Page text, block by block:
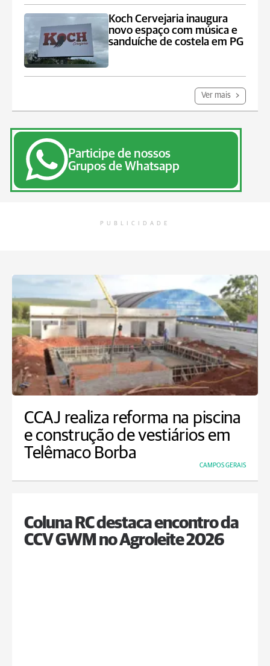
Koch Cervejaria inaugura
novo espaço com música e
sanduíche de costela em PG
Ver mais
Participe de nossos
Grupos de Whatsapp
PUBLICIDADE
CCAJ realiza reforma na piscina
e construção de vestiários em
Telêmaco Borba
CAMPOS GERAIS
Coluna RC destaca encontro da
CCV GWM no Agroleite 2026